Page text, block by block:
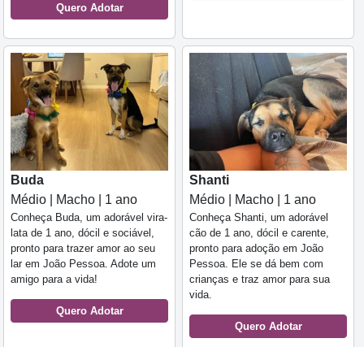
Quero Adotar
Buda
Médio | Macho | 1 ano
Conheça Buda, um adorável vira-
lata de 1 ano, dócil e sociável,
pronto para trazer amor ao seu
lar em João Pessoa. Adote um
amigo para a vida!
Quero Adotar
Shanti
Médio | Macho | 1 ano
Conheça Shanti, um adorável
cão de 1 ano, dócil e carente,
pronto para adoção em João
Pessoa. Ele se dá bem com
crianças e traz amor para sua
vida.
Quero Adotar